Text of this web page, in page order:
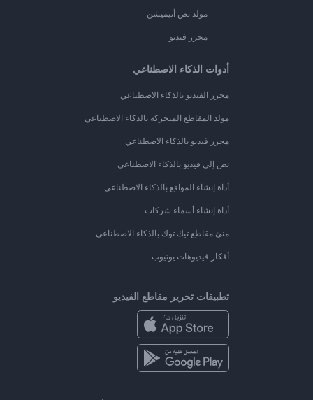
مولد نص أنيميشن
محرر فيديو
أدوات الذكاء الاصطناعي
محرر الفيديو بالذكاء الاصطناعي
مولد المقاطع المتحركة بالذكاء الاصطناعي
محرر فيديو بالذكاء الاصطناعي
نص إلى فيديو بالذكاء الاصطناعي
أداة إنشاء المواقع بالذكاء الاصطناعي
أداة إنشاء أسماء شركات
منئ مقاطع تيك توك بالذكاء الاصطناعي
أفكار فيديوهات يوتيوب
تطبيقات تحرير مقاطع الفيديو